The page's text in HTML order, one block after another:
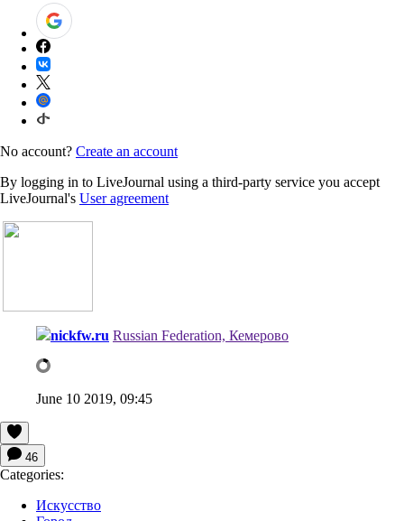
No account? Create an account
By logging in to LiveJournal using a third-party service you accept
LiveJournal's User agreement
nickfw.ru Russian Federation, Кемерово
June 10 2019, 09:45
46
Categories:
Искусство